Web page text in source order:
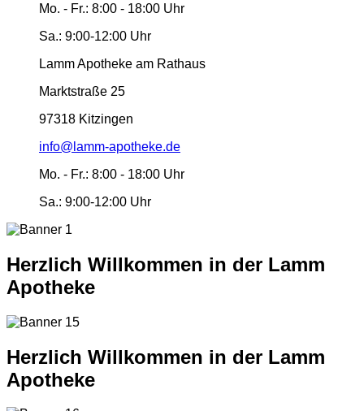
Mo. - Fr.: 8:00 - 18:00 Uhr
Sa.: 9:00-12:00 Uhr
Lamm Apotheke am Rathaus
Marktstraße 25
97318 Kitzingen
info@lamm-apotheke.de
Mo. - Fr.: 8:00 - 18:00 Uhr
Sa.: 9:00-12:00 Uhr
Herzlich Willkommen in der Lamm
Apotheke
Herzlich Willkommen in der Lamm
Apotheke